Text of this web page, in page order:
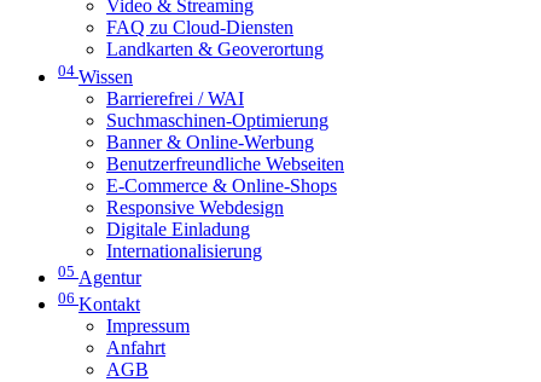
Video & Streaming
FAQ zu Cloud-Diensten
Landkarten & Geoverortung
04 Wissen
Barrierefrei / WAI
Suchmaschinen-Optimierung
Banner & Online-Werbung
Benutzerfreundliche Webseiten
E-Commerce & Online-Shops
Responsive Webdesign
Digitale Einladung
Internationalisierung
05 Agentur
06 Kontakt
Impressum
Anfahrt
AGB